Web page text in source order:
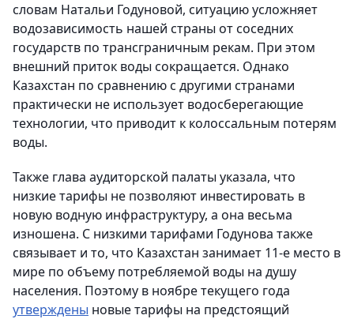
словам Натальи Годуновой, ситуацию усложняет
водозависимость нашей страны от соседних
государств по трансграничным рекам. При этом
внешний приток воды сокращается. Однако
Казахстан по сравнению с другими странами
практически не использует водосберегающие
технологии, что приводит к колоссальным потерям
воды.
Также глава аудиторской палаты указала, что
низкие тарифы не позволяют инвестировать в
новую водную инфраструктуру, а она весьма
изношена. С низкими тарифами Годунова также
связывает и то, что Казахстан занимает 11-е место в
мире по объему потребляемой воды на душу
населения. Поэтому в ноябре текущего года
утверждены новые тарифы на предстоящий